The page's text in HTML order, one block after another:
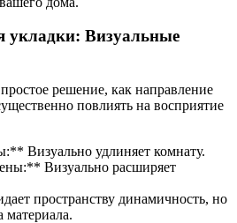
укладки: Визуальные
решение, как направление
повлиять на восприятие
Визуально удлиняет комнату.
Визуально расширяет
пространству динамичность, но
материала.